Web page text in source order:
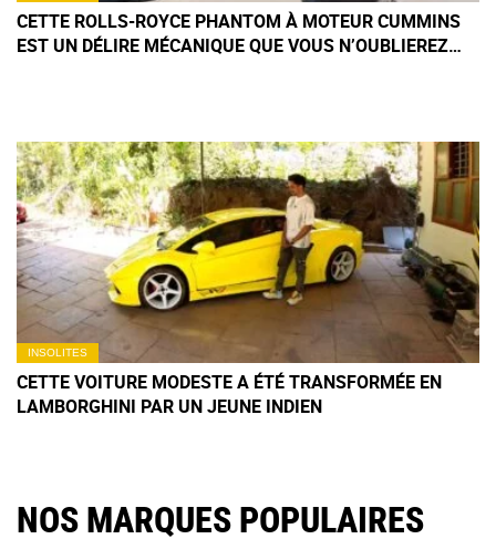
CETTE ROLLS-ROYCE PHANTOM À MOTEUR CUMMINS
EST UN DÉLIRE MÉCANIQUE QUE VOUS N’OUBLIEREZ
INSOLITES
CETTE VOITURE MODESTE A ÉTÉ TRANSFORMÉE EN
LAMBORGHINI PAR UN JEUNE INDIEN
NOS MARQUES POPULAIRES